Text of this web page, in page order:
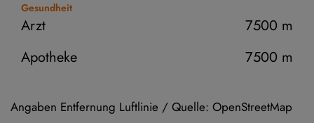
Gesundheit
Arzt
7500 m
Apotheke
7500 m
Angaben Entfernung Luftlinie / Quelle: OpenStreetMap